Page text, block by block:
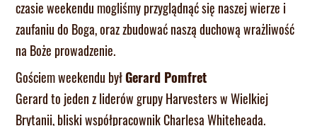
czasie weekendu mogliśmy przyglądnąć się naszej wierze i
zaufaniu do Boga, oraz zbudować naszą duchową wrażliwość
na Boże prowadzenie.
Gościem weekendu byłGerard Pomfret
Gerard to jeden z liderów grupy Harvesters w Wielkiej
Brytanii, bliski współpracownik Charlesa Whiteheada.